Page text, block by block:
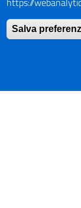
SOCIAL
Pagina
Profilo
PNRR (Piano
Salva